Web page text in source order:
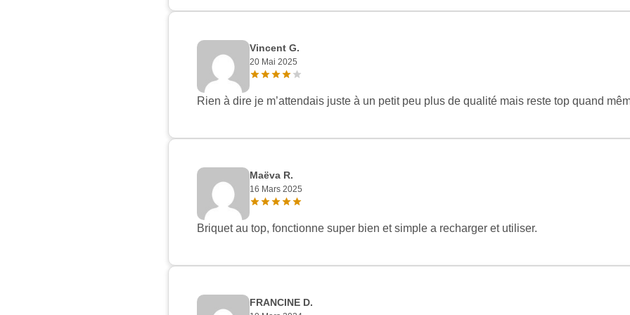
Vincent G.
20 Mai 2025
Rien à dire je m’attendais juste à un petit peu plus de qualité mais reste top quand
Maëva R.
16 Mars 2025
Briquet au top, fonctionne super bien et simple a recharger et utiliser.
FRANCINE D.